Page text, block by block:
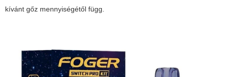
kívánt gőz mennyiségétől függ.